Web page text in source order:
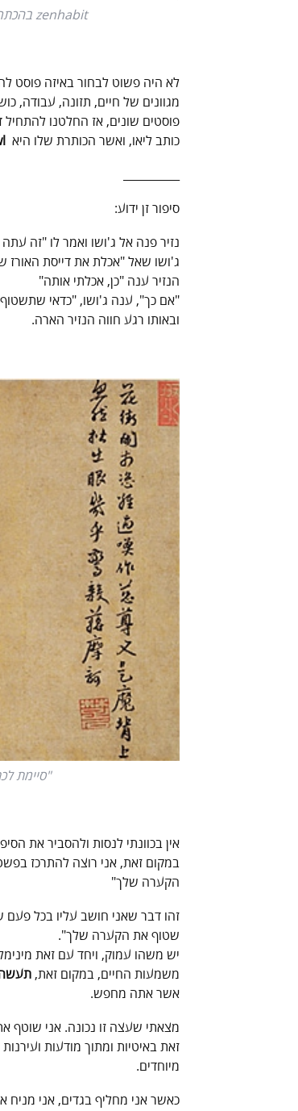
zenhabit בהכתרה ראשונה באתר TIME (בעיצוב טרום מינימליסטי)
לא היה פשוט לבחור באיזה פוסט
מגוונים של חיים, תזונה, עבודה,
פוסטים שונים, אז החלטנו להתחיל
כותב ליאו, ואשר הכותרת שלו היא
סיפור זן ידוע:
נזיר פנה אל ג'ושו ואמר לו "זה
ג'ושו שאל "אכלת את דייסת האורז
הנזיר ענה "כן, אכלתי אותה"
"אם כך", ענה ג'ושו, "כדאי
ובאותו רגע חווה הנזיר הארה.
"סיימת
אין בכוונתי לנסות ולהסביר את
במקום זאת, אני רוצה להתרכז
הקערה שלך"
זהו דבר שאני חושב עליו בכל
שטוף את הקערה שלך".
יש משהו עמוק, ויחד עם זאת
משמעות החיים, במקום זאת,
אשר אתה מחפש.
מצאתי שעצה זו נכונה. אני שוטף
זאת באיטיות ומתוך מודעות
מיוחדים.
כאשר אני מחליף בגדים, אני